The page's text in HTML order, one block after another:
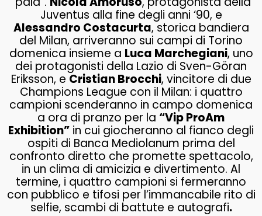
Juventus alla fine degli anni ‘90, e
Alessandro Costacurta, storica bandiera
del Milan, arriveranno sui campi di Torino
domenica insieme a Luca Marchegiani, uno
dei protagonisti della Lazio di Sven-Göran
Eriksson, e Cristian Brocchi, vincitore di due
Champions League con il Milan: i quattro
campioni scenderanno in campo domenica
a ora di pranzo per la “Vip ProAm
Exhibition” in cui giocheranno al fianco degli
ospiti di Banca Mediolanum prima del
confronto diretto che promette spettacolo,
in un clima di amicizia e divertimento. Al
termine, i quattro campioni si fermeranno
con pubblico e tifosi per l’immancabile rito di
selfie, scambi di battute e autografi.